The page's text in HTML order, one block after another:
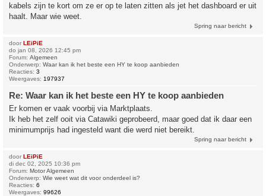
kabels zijn te kort om ze er op te laten zitten als jet het dashboard er uit
haalt. Maar wie weet.
Spring naar bericht
door LEiPiE
do jan 08, 2026 12:45 pm
Forum: Algemeen
Onderwerp: Waar kan ik het beste een HY te koop aanbieden
Reacties: 3
Weergaves: 197937
Re: Waar kan ik het beste een HY te koop aanbieden
Er komen er vaak voorbij via Marktplaats.
Ik heb het zelf ooit via Catawiki geprobeerd, maar goed dat ik daar een
minimumprijs had ingesteld want die werd niet bereikt.
Spring naar bericht
door LEiPiE
di dec 02, 2025 10:36 pm
Forum: Motor Algemeen
Onderwerp: Wie weet wat dit voor onderdeel is?
Reacties: 6
Weergaves: 99626